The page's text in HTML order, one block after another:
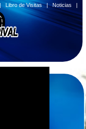
Libro de Visitas|Noticias |